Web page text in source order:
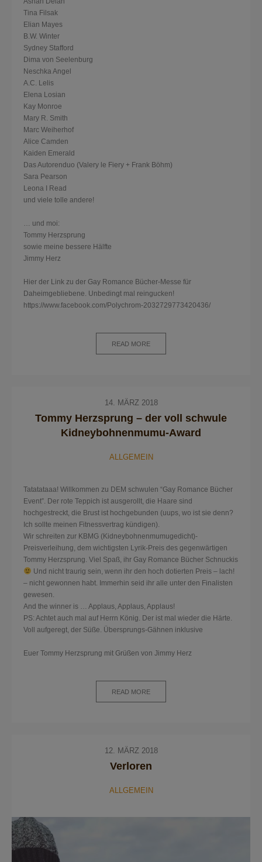
Tina Filsak
Elian Mayes
B.W. Winter
Sydney Stafford
Dima von Seelenburg
Neschka Angel
A.C. Lelis
Elena Losian
Kay Monroe
Mary R. Smith
Marc Weiherhof
Alice Camden
Kaiden Emerald
Das Autorenduo (Valery le Fiery + Frank Böhm)
Sara Pearson
Leona I Read
und viele tolle andere!
… und moi:
Tommy Herzsprung
sowie meine bessere Hälfte
Jimmy Herz
Hier der Link zu der Gay Romance Bücher-Messe für
Daheimgebliebene. Unbedingt mal reingucken!
https://www.facebook.com/Polychrom-2032729773420436/
READ MORE
14. MÄRZ 2018
Tommy Herzsprung – der voll schwule
Kidneybohnenmumu-Award
ALLGEMEIN
Tatatataaa! Willkommen zu DEM schwulen “Gay Romance Bücher
Event”. Der rote Teppich ist ausgerollt, die Haare sind
hochgestreckt, die Brust ist hochgebunden (uups, wo ist sie denn?
Ich sollte meinen Fitnessvertrag kündigen).
Wir schreiten zur KBMG (Kidneybohnenmumugedicht)-
Preisverleihung, dem wichtigsten Lyrik-Preis des gegenwärtigen
Tommy Herzsprung. Viel Spaß, ihr Gay Romance Bücher Schnuckis
Und nicht traurig sein, wenn ihr den hoch dotierten Preis – lach!
– nicht gewonnen habt. Immerhin seid ihr alle unter den Finalisten
gewesen.
And the winner is … Applaus, Applaus, Applaus!
PS: Achtet auch mal auf Herrn König. Der ist mal wieder die Härte.
Voll aufgeregt, der Süße. Übersprungs-Gähnen inklusive
Euer Tommy Herzsprung mit Grüßen von Jimmy Herz
READ MORE
12. MÄRZ 2018
Verloren
ALLGEMEIN